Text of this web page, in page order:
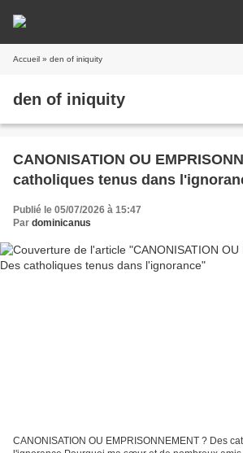
Accueil » den of iniquity
den of iniquity
CANONISATION OU
catholiques tenus dans
Publié le 05/07/2026 à 15:47
Par dominicanus
CANONISATION OU EMPRISONNEMENT ? Des